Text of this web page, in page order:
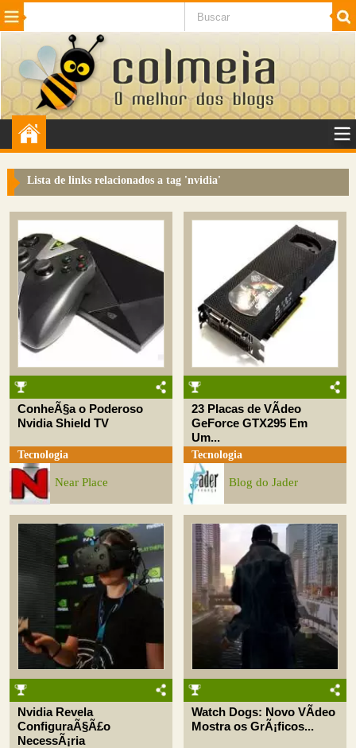
Beleza Cinema e TV
Internet Jogos NotÃ­cias SaÃºde
VeÃ­culos Adulto
Sugerir Link
Colmeia Exchange
Perguntas Frequentes
Sobre
Contato
Lista de links relacionados a tag 'nvidia'
ConheÃ§a o Poderoso
Nvidia Shield TV
Tecnologia
Near Place
23 Placas de VÃ­deo
GeForce GTX295 Em
Um...
Tecnologia
Blog do Jader
Nvidia Revela
ConfiguraÃ§Ã£o
NecessÃ¡ria
Watch Dogs: Novo VÃ­deo
Mostra os GrÃ¡ficos...